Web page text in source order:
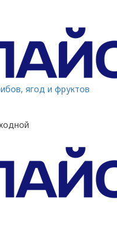
ягод и фруктов